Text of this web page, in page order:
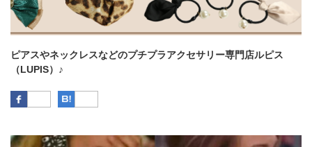
ピアスやネックレスなどのプチプラアクセサリー専門店ルピス
（LUPIS）♪
Facebook